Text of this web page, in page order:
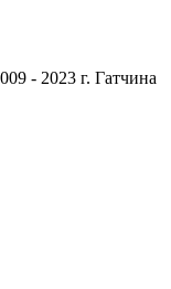
- 2023 г. Гатчина